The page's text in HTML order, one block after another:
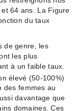
64 ans. La Figure
du taux
de genre, les
les plus
à un faible taux.
élevé (50-100%)
des femmes au
davantage que
domaines. Ces